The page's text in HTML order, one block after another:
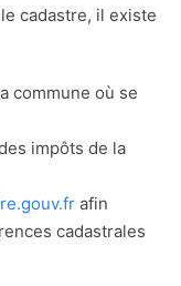
cadastre, il existe
commune où se
impôts de la
afin
cadastrales